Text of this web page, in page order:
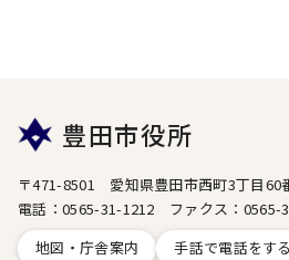
豊田市役所
〒471-8501 愛知県豊田市西町3丁目60
電話：0565-31-1212 ファクス：0565-
地図・庁舎案内
手話で電話をする